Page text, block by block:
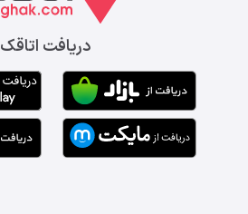
دریافت اتاقک